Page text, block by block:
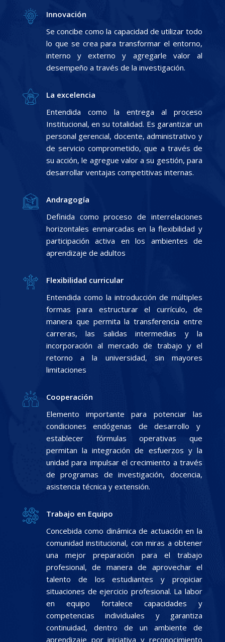
Innovación
Se concibe como la capacidad de utilizar todo
lo que se crea para transformar el entorno,
interno y externo y agregarle valor al
desempeño a través de la investigación.
La excelencia
Entendida como la entrega al proceso
Institucional, en su totalidad. Es garantizar un
personal gerencial, docente, administrativo y
de servicio comprometido, que a través de
su acción, le agregue valor a su gestión, para
desarrollar ventajas competitivas internas.
Andragogía
Definida como proceso de interrelaciones
horizontales enmarcadas en la flexibilidad y
participación activa en los ambientes de
aprendizaje de adultos
Flexibilidad curricular
Entendida como la introducción de múltiples
formas para estructurar el currículo, de
manera que permita la transferencia entre
carreras, las salidas intermedias y la
incorporación al mercado de trabajo y el
retorno a la universidad, sin mayores
limitaciones
Cooperación
Elemento importante para potenciar las
condiciones endógenas de desarrollo y
establecer fórmulas operativas que
permitan la integración de esfuerzos y la
unidad para impulsar el crecimiento a través
de programas de investigación, docencia,
asistencia técnica y extensión.
Trabajo en Equipo
Concebida como dinámica de actuación en la
comunidad institucional, con miras a obtener
una mejor preparación para el trabajo
profesional, de manera de aprovechar el
talento de los estudiantes y propiciar
situaciones de ejercicio profesional. La labor
en equipo fortalece capacidades y
competencias individuales y garantiza
continuidad, dentro de un ambiente de
aprendizaje por iniciativa y reconocimiento